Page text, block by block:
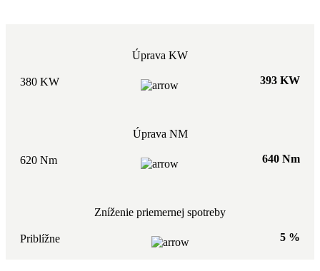
Úprava KW
380 KW 393 KW
Úprava NM
620 Nm 640 Nm
Zníženie priemernej spotreby
Priblížne 5 %